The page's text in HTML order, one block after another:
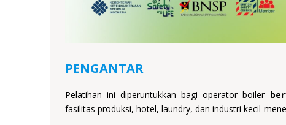
PENGANTAR
Pelatihan ini diperuntukkan bagi operator boiler
fasilitas produksi, hotel, laundry, dan industri kecil-